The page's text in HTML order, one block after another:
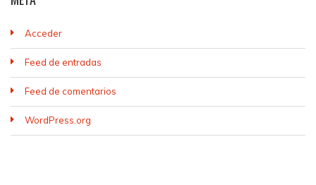
Acceder
Feed de entradas
Feed de comentarios
WordPress.org